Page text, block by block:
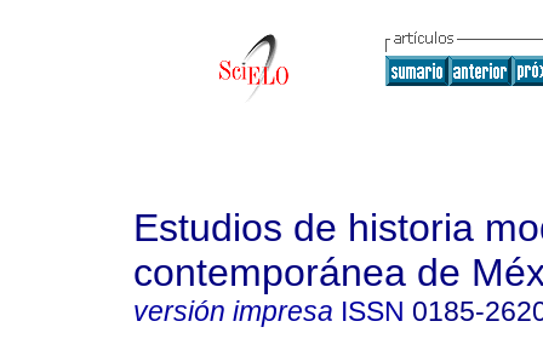
Estudios de historia
contemporánea de
versión impresa ISSN 0185-